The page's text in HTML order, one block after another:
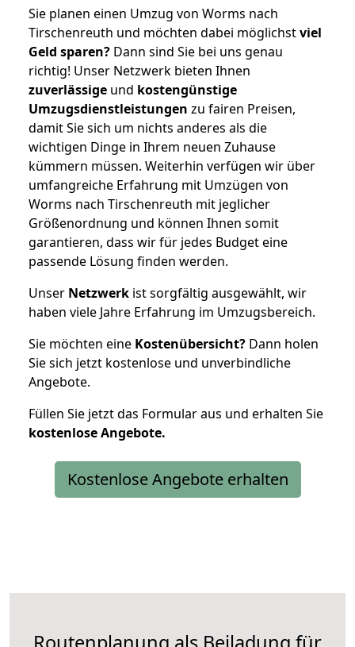
Sie planen einen Umzug von Worms nach
Tirschenreuth und möchten dabei möglichstviel
Geld sparen? Dann sind Sie bei uns genau
richtig! Unser Netzwerk bieten Ihnen
zuverlässige und kostengünstige
Umzugsdienstleistungen zu fairen Preisen,
damit Sie sich um nichts anderes als die
wichtigen Dinge in Ihrem neuen Zuhause
kümmern müssen. Weiterhin verfügen wir über
umfangreiche Erfahrung mit Umzügen von
Worms nach Tirschenreuth mit jeglicher
Größenordnung und können Ihnen somit
garantieren, dass wir für jedes Budget eine
passende Lösung finden werden.
Unser Netzwerk ist sorgfältig ausgewählt, wir
haben viele Jahre Erfahrung im Umzugsbereich.
Sie möchten eine Kostenübersicht? Dann holen
Sie sich jetzt kostenlose und unverbindliche
Angebote.
Füllen Sie jetzt das Formular aus und erhalten Sie
kostenloseAngebote.
Kostenlose Angebote erhalten